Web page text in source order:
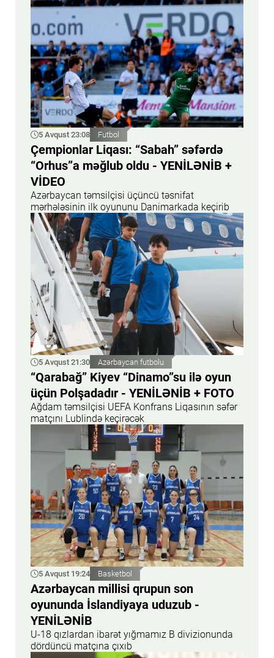
5 Avqust 23:08 Futbol
Çempionlar Liqası: “Sabah” səfərdə
“Orhus”a məğlub oldu - YENİLƏNİB +
VİDEO
Azərbaycan təmsilçisi üçüncü təsnifat
mərhələsinin ilk oyununu Danimarkada keçirib
5 Avqust 21:30 Azərbaycan futbolu
“Qarabağ” Kiyev “Dinamo”su ilə oyun
üçün Polşadadır - YENİLƏNİB + FOTO
Ağdam təmsilçisi UEFA Konfrans Liqasının səfər
matçını Lublində keçirəcək
5 Avqust 19:24 Basketbol
Azərbaycan millisi qrupun son
oyununda İslandiyaya uduzub -
YENİLƏNİB
U-18 qızlardan ibarət yığmamız B divizionunda
dördüncü matçına çıxıb